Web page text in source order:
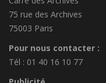
75 rue des Archives
75003 Paris
Pour nous contacter :
Tél : 01 40 16 10 77